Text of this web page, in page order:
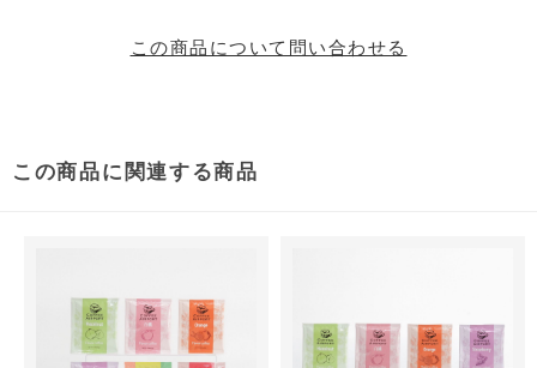
この商品について問い合わせる
この商品に関連する商品